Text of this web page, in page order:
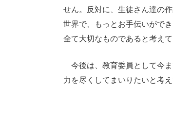
せん。反対に、生徒さん達の
世界で、もっとお手伝いがで
全て大切なものであると考えて
今後は、教育委員として今
力を尽くしてまいりたいと考え